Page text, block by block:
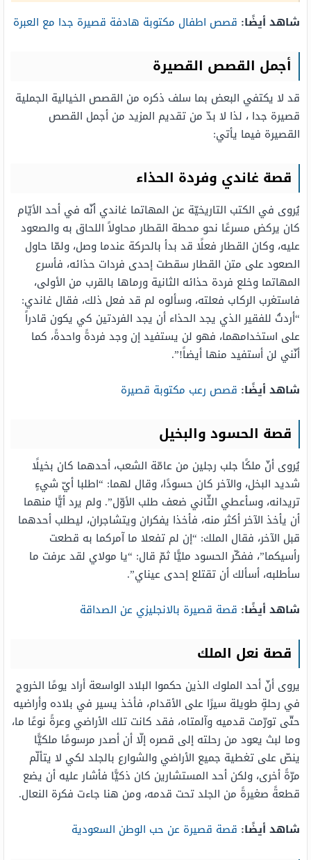
شاهد أيضًا: قصص اطفال مكتوبة هادفة قصيرة جدا مع العبرة
أجمل القصص القصيرة
قد لا يكتفي البعض بما سلف ذكره من القصص الخيالية الجملية
قصيرة جدا ، لذا لا بدّ من تقديم المزيد من أجمل القصص
القصيرة فيما يأتي:
قصة غاندي وفردة الحذاء
يُروى في الكتب التاريخيّة عن المهاتما غاندي أنّه في أحد الأيّام
كان يركض مسرعًا نحو محطة القطار محاولاً اللحاق به والصعود
عليه، وكان القطار فعلًا قد بدأ بالحركة عندما وصل، ولمّا حاول
الصعود على متن القطار سقطت إحدى فردات حذائه، فأسرع
المهاتما وخلع فردة حذائه الثانية ورماها بالقرب من الأولى،
فاستغرب الركاب فعلته، وسألوه لم قد فعل ذلك، فقال غاندي:
“أردتُ للفقير الذي يجد الحذاء أن يجد الفردتين كي يكون قادراً
على استخدامهما، فهو لن يستفيد إن وجد فردةً واحدةً، كما
أنّني لن أستفيد منها أيضاً!”.
شاهد أيضًا: قصص رعب مكتوبة قصيرة
قصة الحسود والبخيل
يُروى أنّ ملكًا جلب رجلين من عامّة الشعب، أحدهما كان بخيلًا
شديد البخل، والآخر كان حسودًا، وقال لهما: “اطلبا أيّ شيءٍ
تريدانه، وسأعطي الثّاني ضعف طلب الأوّل”. ولم يرد أيًّا منهما
أن يأخذ الآخر أكثر منه، فأخذا يفكران ويتشاجران، ليطلب أحدهما
قبل الآخر، فقال الملك: “إن لم تفعلا ما آمركما به قطعت
رأسيكما”، ففكّر الحسود مليًّا ثمّ قال: “يا مولاي لقد عرفت ما
سأطلبه، أسألك أن تقتلع إحدى عيناي”.
شاهد أيضًا: قصة قصيرة بالانجليزي عن الصداقة
قصة نعل الملك
يروى أنّ أحد الملوك الذين حكموا البلاد الواسعة أراد يومًا الخروج
في رحلةٍ طويلة سيرًا على الأقدام، فأخذ يسير في بلاده وأراضيه
حتّى تورّمت قدميه وآلمتاه، فقد كانت تلك الأراضي وعرةً نوعًا ما،
وما لبث يعود من رحلته إلى قصره إلّا أن أصدر مرسومًا ملكيًّا
ينصّ على تغطية جميع الأراضي والشوارع بالجلد لكي لا يتألّم
مرّةً أخرى، ولكن أحد المستشارين كان ذكيًّا فأشار عليه أن يضع
قطعةً صغيرةً من الجلد تحت قدمه، ومن هنا جاءت فكرة النعال.
شاهد أيضًا: قصة قصيرة عن حب الوطن السعودية